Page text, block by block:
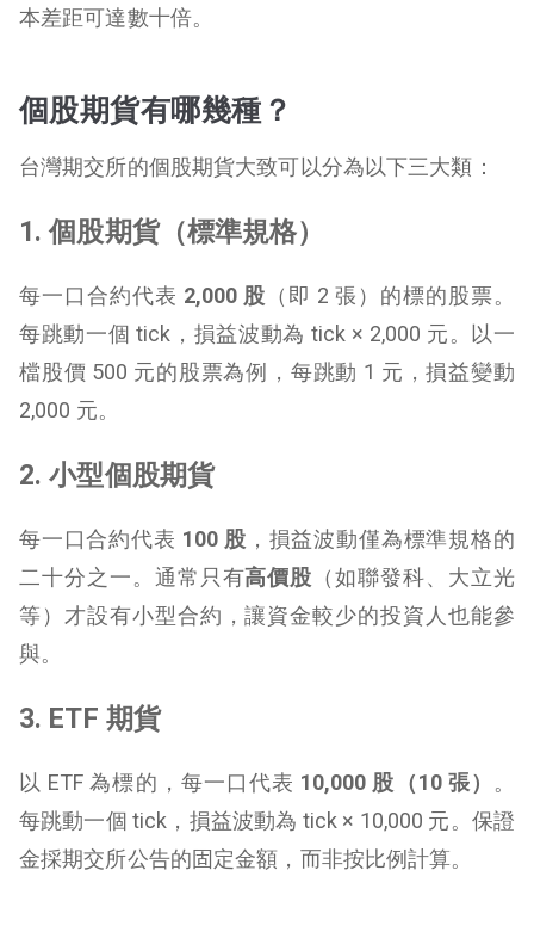
本差距可達數十倍。
個股期貨有哪幾種？
台灣期交所的個股期貨大致可以分為以下三大類：
1. 個股期貨（標準規格）
每一口合約代表 2,000 股 （即 2 張）的標的股票。
每跳動一個 tick，損益波動為 tick × 2,000 元。以一
檔股價 500 元的股票為例，每跳動 1 元，損益變動
2,000 元。
2. 小型個股期貨
每一口合約代表 100 股 ，損益波動僅為標準規格的
二十分之一。通常只有高價股 （如聯發科、大立光
等）才設有小型合約，讓資金較少的投資人也能參
與。
3. ETF 期貨
以 ETF 為標的，每一口代表 10,000 股（10 張）
。
每跳動一個 tick，損益波動為 tick × 10,000 元。保證
金採期交所公告的固定金額，而非按比例計算。